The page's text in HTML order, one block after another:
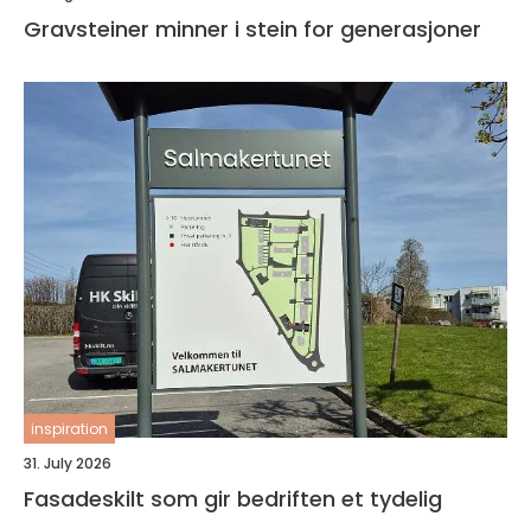
Gravsteiner minner i stein for generasjoner
inspiration
31. July 2026
Fasadeskilt som gir bedriften et tydelig